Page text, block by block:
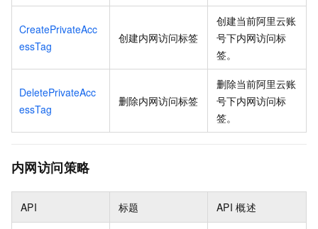
CreatePrivateAcc
essTag
创建内网访问标签
创建当前阿里云账
号下内网访问标
签。
DeletePrivateAcc
essTag
删除内网访问标签
删除当前阿里云账
号下内网访问标
签。
内网访问策略
API 标题 API 概述